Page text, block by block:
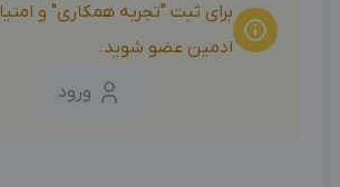
برای ثبت "تجربه همکاری" و
ادمین عضو شوید.
ورود